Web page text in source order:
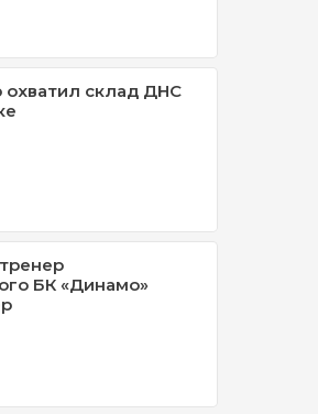
склад ДНС
БК «Динамо»